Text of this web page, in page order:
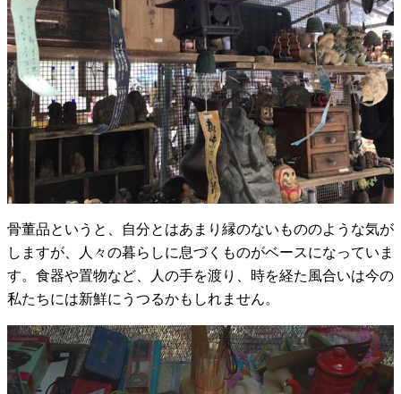
骨董品というと、自分とはあまり縁のないもののような気が
しますが、人々の暮らしに息づくものがベースになっていま
す。食器や置物など、人の手を渡り、時を経た風合いは今の
私たちには新鮮にうつるかもしれません。